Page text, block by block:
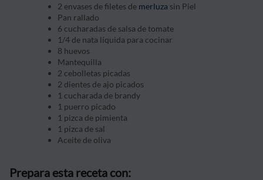
2 envases de filetes de merluza sin Piel
Pan rallado
6 cucharadas de salsa de tomate
1/4 de nata líquida para cocinar
8 huevos
Mantequilla
2 cebolletas picadas
2 dientes de ajo picados
1 cucharada de brandy
1 puerro picado
1 pizca de pimienta
1 pizca de sal
Aceite de oliva
Prepara esta receta con: